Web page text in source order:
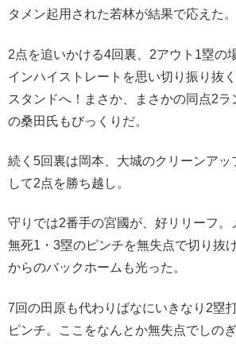
タメン起用された若林が結果で応えた。
2点を追いかける4回裏、2アウト1塁の
インハイストレートを思い切り振り抜
スタンドへ！まさか、まさかの同点2ラ
の桑田氏もびっくりだ。
続く5回裏は岡本、大城のクリーンアッ
して2点を勝ち越し。
守りでは2番手の宮國が、好リリーフ。
無死1・3塁のピンチを無失点で切り抜
からのバックホームも光った。
7回の田原も代わりばなにいきなり2塁
ピンチ。ここをなんとか無失点でしの